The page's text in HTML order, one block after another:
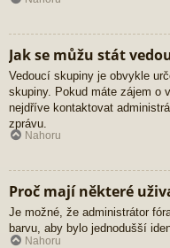
Jak se můžu stát
Vedoucí skupiny je obvykle
skupiny. Pokud máte zájem o
nejdříve kontaktovat
zprávu.
Nahoru
Proč mají některé
Je možné, že administrátor
barvu, aby bylo jednodušší
Nahoru